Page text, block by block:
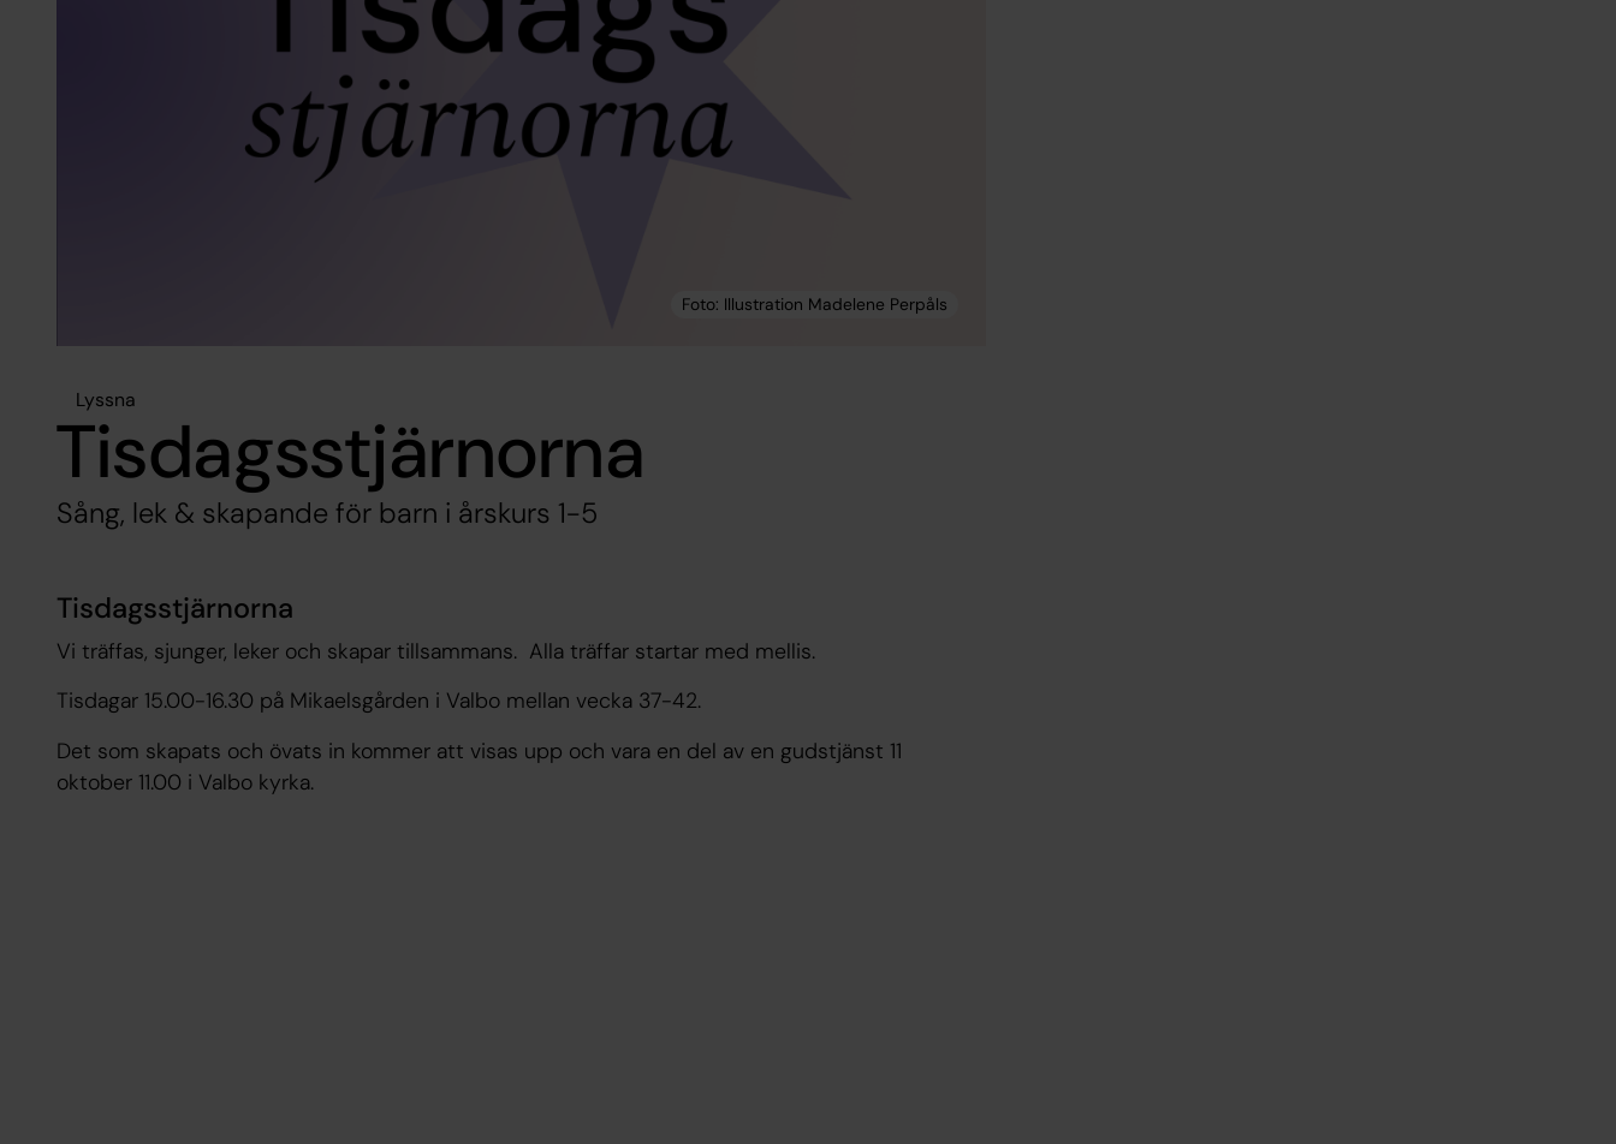
Lyssna
Tisdagsstjärnorna
Sång, lek & skapande för barn i årskurs 1-5
Tisdagsstjärnorna
Vi träffas, sjunger, leker och skapar tillsammans. Alla träffar startar med mellis.
Tisdagar 15.00-16.30 på Mikaelsgården i Valbo mellan vecka 37-42.
Det som skapats och övats in kommer att visas upp och vara en del av en gudstjänst 11
oktober 11.00 i Valbo kyrka.